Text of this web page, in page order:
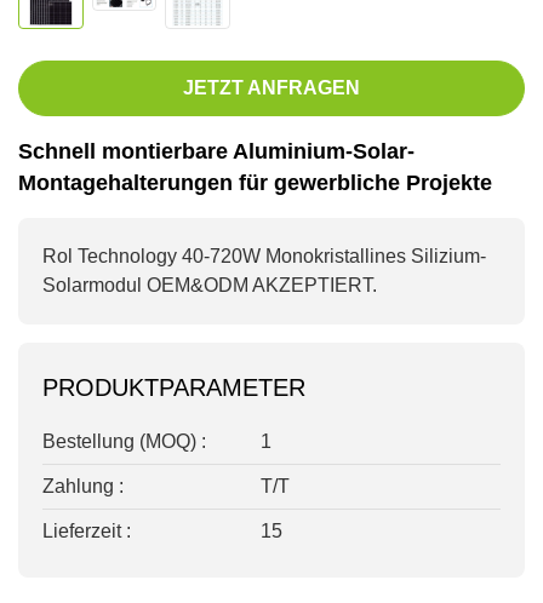
JETZT ANFRAGEN
Schnell montierbare Aluminium-Solar-
Montagehalterungen für gewerbliche Projekte
Rol Technology 40-720W Monokristallines Silizium-
Solarmodul OEM&ODM AKZEPTIERT.
PRODUKTPARAMETER
Bestellung (MOQ) : 1
Zahlung : T/T
Lieferzeit : 15